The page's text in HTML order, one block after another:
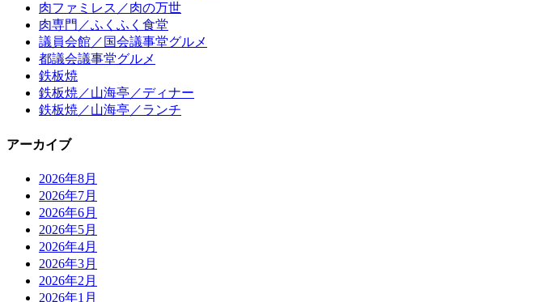
肉ファミレス／肉の万世
肉専門／ふくふく食堂
議員会館／国会議事堂グルメ
都議会議事堂グルメ
鉄板焼
鉄板焼／山海亭／ディナー
鉄板焼／山海亭／ランチ
アーカイブ
2026年8月
2026年7月
2026年6月
2026年5月
2026年4月
2026年3月
2026年2月
2026年1月